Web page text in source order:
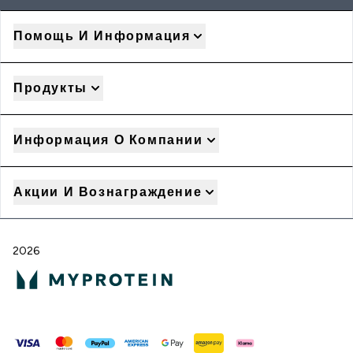
Помощь И Информация
Продукты
Информация О Компании
Акции И Вознаграждение
2026